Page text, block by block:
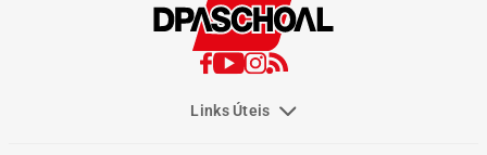
Links Úteis